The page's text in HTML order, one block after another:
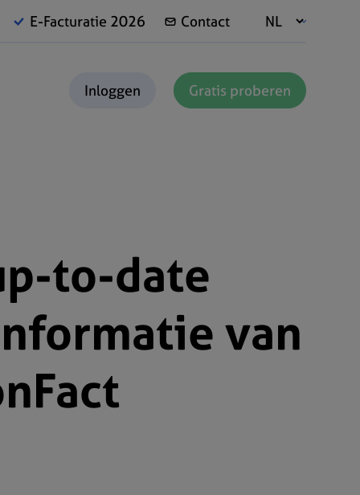
E-Facturatie 2026 Contact
Inloggen Gratis proberen
to-date
van